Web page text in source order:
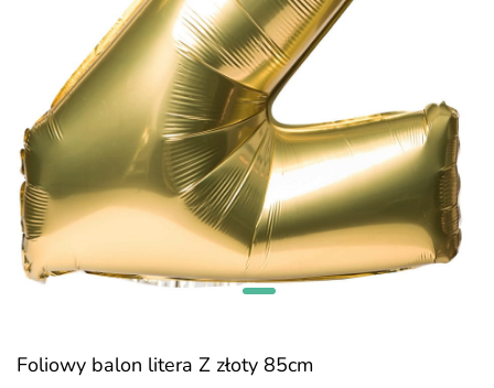
Foliowy balon litera Z złoty 85cm